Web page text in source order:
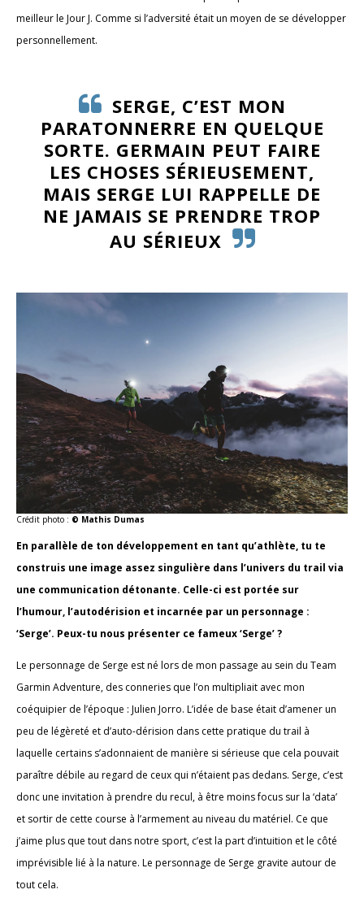
meilleur le Jour J. Comme si l’adversité était un moyen de se développer
personnellement.
SERGE, C’EST MON
PARATONNERRE EN QUELQUE
SORTE. GERMAIN PEUT FAIRE
LES CHOSES SÉRIEUSEMENT,
MAIS SERGE LUI RAPPELLE DE
NE JAMAIS SE PRENDRE TROP
AU SÉRIEUX
Crédit photo : © Mathis Dumas
En parallèle de ton développement en tant qu’athlète, tu te
construis une image assez singulière dans l’univers du trail via
une communication détonante. Celle-ci est portée sur
l’humour, l’autodérision et incarnée par un personnage :
‘Serge’. Peux-tu nous présenter ce fameux ‘Serge’ ?
Le personnage de Serge est né lors de mon passage au sein du Team
Garmin Adventure, des conneries que l’on multipliait avec mon
coéquipier de l’époque : Julien Jorro. L’idée de base était d’amener un
peu de légèreté et d’auto-dérision dans cette pratique du trail à
laquelle certains s’adonnaient de manière si sérieuse que cela pouvait
paraître débile au regard de ceux qui n’étaient pas dedans. Serge, c’est
donc une invitation à prendre du recul, à être moins focus sur la ‘data’
et sortir de cette course à l’armement au niveau du matériel. Ce que
j’aime plus que tout dans notre sport, c’est la part d’intuition et le côté
imprévisible lié à la nature. Le personnage de Serge gravite autour de
tout cela.